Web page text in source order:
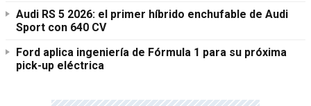
Audi RS 5 2026: el primer híbrido enchufable de Audi
Sport con 640 CV
Ford aplica ingeniería de Fórmula 1 para su próxima
pick-up eléctrica